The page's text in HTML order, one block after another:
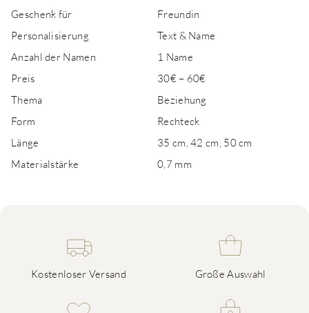
Geschenk für
Freundin
Personalisierung
Text & Name
Anzahl der Namen
1 Name
Preis
30€ – 60€
Thema
Beziehung
Form
Rechteck
Länge
35 cm, 42 cm, 50 cm
Materialstärke
0,7 mm
Kostenloser Versand Große Auswahl